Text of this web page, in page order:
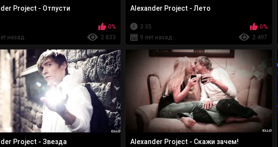
Project - Отпусти
0%
назад
2 833
Alexander Project - Лето
3:35
0%
9 лет назад
2 497
Project - Звезда Alexander Project - Скажи зачем!